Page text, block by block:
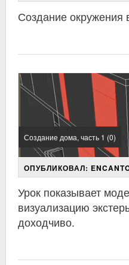
Создание
Создание дома, часть 1 (0)
ОПУБЛИКОВАЛ:
Урок показывает
визуализацию
доходчиво.